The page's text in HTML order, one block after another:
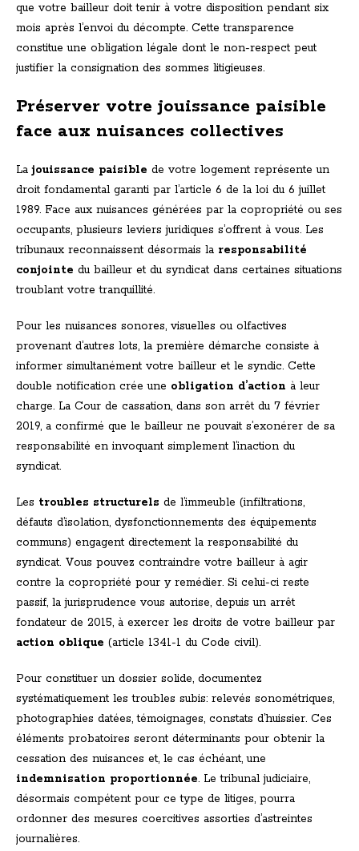
que votre bailleur doit tenir à votre disposition pendant six
mois après l’envoi du décompte. Cette transparence
constitue une obligation légale dont le non-respect peut
justifier la consignation des sommes litigieuses.
Préserver votre jouissance paisible
face aux nuisances collectives
Lajouissance paisible de votre logement représente un
droit fondamental garanti par l’article 6 de la loi du 6 juillet
1989. Face aux nuisances générées par la copropriété ou ses
occupants, plusieurs leviers juridiques s’offrent à vous. Les
tribunaux reconnaissent désormais la responsabilité
conjointe du bailleur et du syndicat dans certaines situations
troublant votre tranquillité.
Pour les nuisances sonores, visuelles ou olfactives
provenant d’autres lots, la première démarche consiste à
informer simultanément votre bailleur et le syndic. Cette
double notification crée une obligation d’action à leur
charge. La Cour de cassation, dans son arrêt du 7 février
2019, a confirmé que le bailleur ne pouvait s’exonérer de sa
responsabilité en invoquant simplement l’inaction du
syndicat.
Les troubles structurels de l’immeuble (infiltrations,
défauts d’isolation, dysfonctionnements des équipements
communs) engagent directement la responsabilité du
syndicat. Vous pouvez contraindre votre bailleur à agir
contre la copropriété pour y remédier. Si celui-ci reste
passif, la jurisprudence vous autorise, depuis un arrêt
fondateur de 2015, à exercer les droits de votre bailleur par
action oblique (article 1341-1 du Code civil).
Pour constituer un dossier solide, documentez
systématiquement les troubles subis: relevés sonométriques,
photographies datées, témoignages, constats d’huissier. Ces
éléments probatoires seront déterminants pour obtenir la
cessation des nuisances et, le cas échéant, une
indemnisation proportionnée. Le tribunal judiciaire,
désormais compétent pour ce type de litiges, pourra
ordonner des mesures coercitives assorties d’astreintes
journalières.